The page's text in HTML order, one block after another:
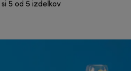
5 od 5 izdelkov